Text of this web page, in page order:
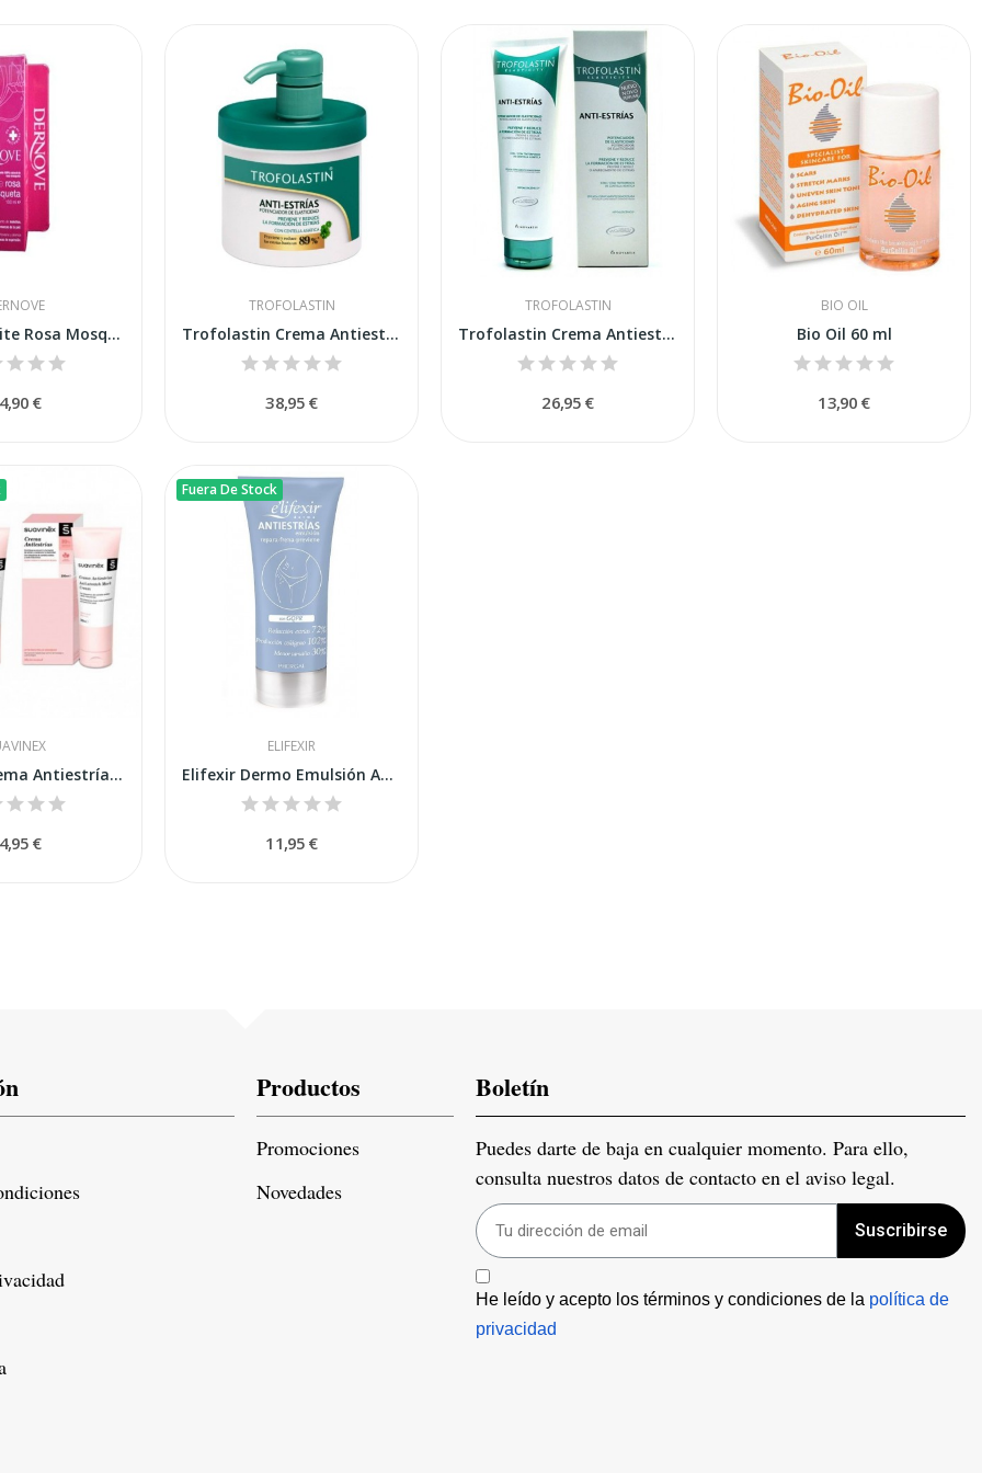
Dernove Aceite Rosa Mosqueta 100ml
€
TROFOLASTIN
Trofolastin Crema Antiestrías con Dispensador...
38,95 €
TROFOLASTIN
Trofolastin Crema Antiestrías 250ml
26,95 €
BIO OIL
Bio Oil 60 ml
13,90 €
Suavinex Crema Antiestrías 2 x 250ml
€
Fuera De Stock
ELIFEXIR
Elifexir Dermo Emulsión Antiestrías 200 ml
11,95 €
Productos
Promociones
Novedades
Boletín
Puedes darte de baja en cualquier momento. Para ello,
consulta nuestros datos de contacto en el aviso legal.
Suscribirse
He leído y acepto los términos y condiciones de la política de
privacidad